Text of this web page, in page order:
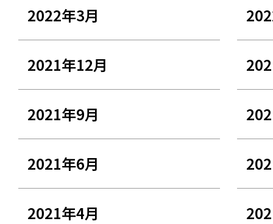
2022年3月
2021年12月
2021年9月
2021年6月
2021年4月